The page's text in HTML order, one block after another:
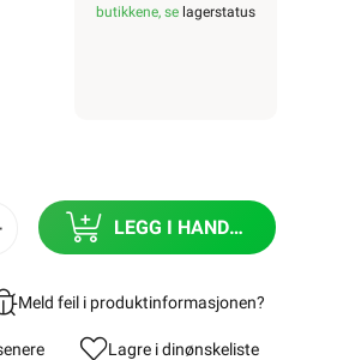
butikkene, se lagerstatus
LEGG I HANDLEKURV
Meld feil i produktinformasjonen?
Lagre i dinønskeliste